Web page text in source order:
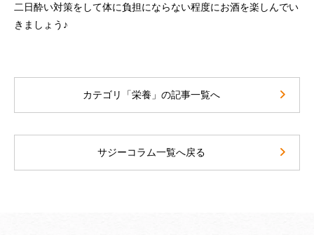
二日酔い対策をして体に負担にならない程度にお酒を楽しんでい
きましょう♪
カテゴリ「栄養」の記事一覧へ
サジーコラム一覧へ戻る